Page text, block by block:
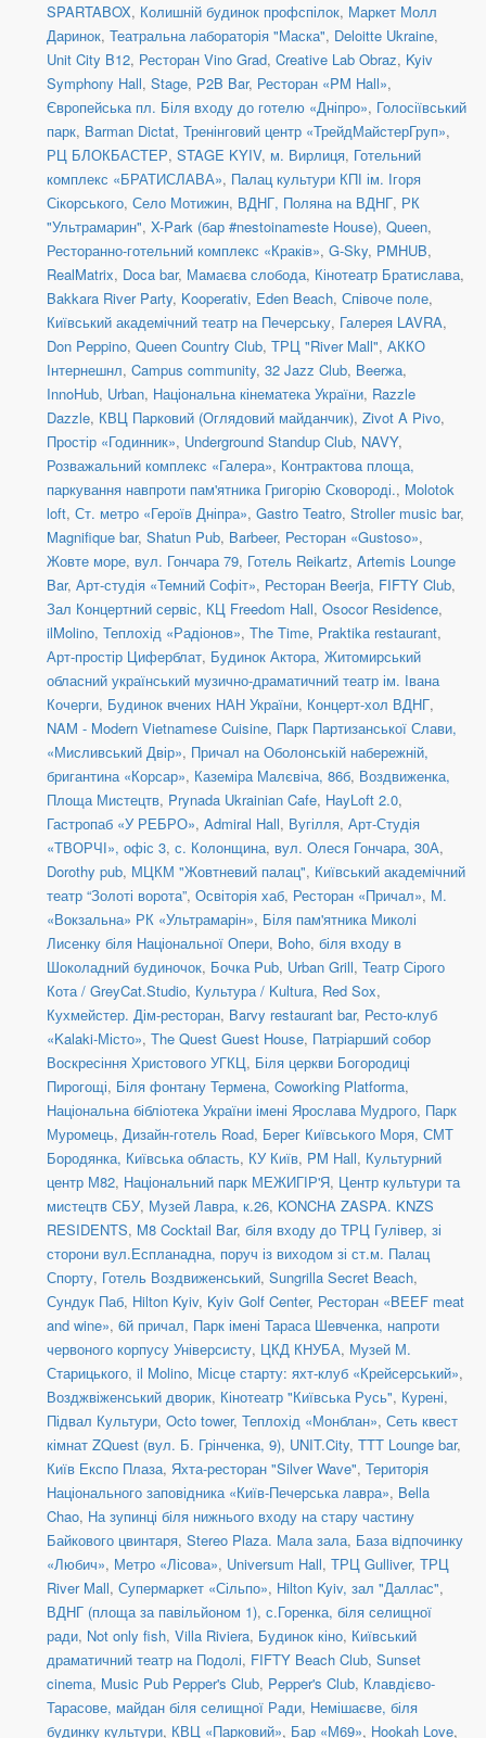
SPARTABOX, Колишній будинок профспілок, Маркет Молл
Даринок, Театральна лабораторія "Маска", Deloitte Ukraine,
Unit City B12, Ресторан Vino Grad, Creative Lab Obraz, Kyiv
Symphony Hall, Stage, P2B Bar, Ресторан «PM Hall»,
Європейська пл. Біля входу до готелю «Дніпро», Голосіївський
парк, Barman Dictat, Тренінговий центр «ТрейдМайстерГруп»,
РЦ БЛОКБАСТЕР, STAGE KYIV, м. Вирлиця, Готельний
комплекс «БРАТИСЛАВА», Палац культури КПІ ім. Ігоря
Сікорського, Село Мотижин, ВДНГ, Поляна на ВДНГ, РК
"Ультрамарин", X-Park (бар #nestoinameste House), Queen,
Ресторанно-готельний комплекс «Краків», G-Sky, PMHUB,
RealMatrix, Doca bar, Мамаєва слобода, Кінотеатр Братислава,
Bakkara River Party, Kooperativ, Eden Beach, Співоче поле,
Київський академічний театр на Печерську, Галерея LAVRA,
Don Peppino, Queen Country Club, ТРЦ "River Mall", АККО
Інтернешнл, Campus community, 32 Jazz Club, Beerжа,
InnoHub, Urban, Національна кінематека України, Razzle
Dazzle, КВЦ Парковий (Оглядовий майданчик), Zivot A Pivo,
Простір «Годинник», Underground Standup Club, NAVY,
Розважальний комплекс «Галера», Контрактова площа,
паркування навпроти пам'ятника Григорію Сковороді., Molotok
loft, Ст. метро «Героїв Дніпра», Gastro Teatro, Stroller music bar,
Magnifique bar, Shatun Pub, Barbeer, Ресторан «Gustoso»,
Жовте море, вул. Гончара 79, Готель Reikartz, Artemis Lounge
Bar, Арт-студія «Темний Софіт», Ресторан Beerja, FIFTY Club,
Зал Концертний сервіс, КЦ Freedom Hall, Osocor Residence,
ilMolino, Теплохід «Радіонов», The Time, Praktika restaurant,
Арт-простір Циферблат, Будинок Актора, Житомирський
обласний український музично-драматичний театр ім. Івана
Кочерги, Будинок вчених НАН України, Концерт-хол ВДНГ,
NAM - Modern Vietnamese Cuisine, Парк Партизанської Слави,
«Мисливський Двір», Причал на Оболонській набережній,
бригантина «Корсар», Каземіра Малєвіча, 86б, Воздвиженка,
Площа Мистецтв, Prynada Ukrainian Cafe, HayLoft 2.0,
Гастропаб «У РЕБРО», Admiral Hall, Вугілля, Арт-Студія
«ТВОРЧІ», офіс 3, с. Колонщина, вул. Олеся Гончара, 30А,
Dorothy pub, МЦКМ "Жовтневий палац", Київський академічний
театр “Золоті ворота”, Освіторія хаб, Ресторан «Причал», М.
«Вокзальна» РК «Ультрамарін», Біля пам'ятника Миколі
Лисенку біля Національної Опери, Boho, біля входу в
Шоколадний будиночок, Бочка Pub, Urban Grill, Театр Сірого
Кота / GreyCat.Studio, Культура / Kultura, Red Sox,
Кухмейстер. Дім-ресторан, Barvy restaurant bar, Ресто-клуб
«Kalaki-Місто», The Quest Guest House, Патріарший собор
Воскресіння Христового УГКЦ, Біля церкви Богородиці
Пирогощі, Біля фонтану Термена, Coworking Platforma,
Національна бібліотека України імені Ярослава Мудрого, Парк
Муромець, Дизайн-готель Road, Берег Київського Моря, СМТ
Бородянка, Київська область, КУ Київ, PM Hall, Культурний
центр М82, Національний парк МЕЖИГІР'Я, Центр культури та
мистецтв СБУ, Музей Лавра, к.26, KONCHA ZASPA. KNZS
RESIDENTS, M8 Cocktail Bar, біля входу до ТРЦ Гулівер, зі
сторони вул.Еспланадна, поруч із виходом зі ст.м. Палац
Спорту, Готель Воздвиженський, Sungrilla Secret Beach,
Сундук Паб, Hilton Kyiv, Kyiv Golf Center, Ресторан «BEEF meat
and wine», 6й причал, Парк імені Тараса Шевченка, напроти
червоного корпусу Універсисту, ЦКД КНУБА, Музей М.
Старицького, il Molino, Місце старту: яхт-клуб «Крейсерський»,
Возджвіженський дворик, Кінотеатр "Київська Русь", Курені,
Підвал Культури, Octo tower, Теплохід «Монблан», Сеть квест
кімнат ZQuest (вул. Б. Грінченка, 9), UNIT.City, TTT Lounge bar,
Київ Експо Плаза, Яхта-ресторан "Silver Wave", Територія
Національного заповідника «Київ-Печерська лавра», Bella
Chao, На зупинці біля нижнього входу на стару частину
Байкового цвинтаря, Stereo Plaza. Мала зала, База відпочинку
«Любич», Метро «Лісова», Universum Hall, ТРЦ Gulliver, ТРЦ
River Mall, Супермаркет «Сільпо», Hilton Kyiv, зал "Даллас",
ВДНГ (площа за павільйоном 1), с.Горенка, біля селищної
ради, Not only fish, Villa Riviera, Будинок кіно, Київський
драматичний театр на Подолі, FIFTY Beach Club, Sunset
cinema, Music Pub Pepper's Club, Pepper's Club, Клавдієво-
Тарасове, майдан біля селищної Ради, Немішаєве, біля
будинку культури, КВЦ «Парковий», Бар «М69», Hookah Love,